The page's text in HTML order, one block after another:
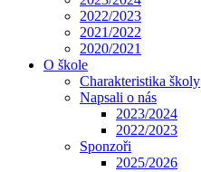
2022/2023
2021/2022
2020/2021
O škole
Charakteristika školy
Napsali o nás
2023/2024
2022/2023
Sponzoři
2025/2026